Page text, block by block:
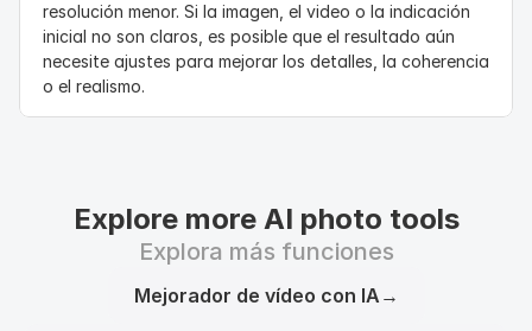
resolución menor. Si la imagen, el video o la indicación
inicial no son claros, es posible que el resultado aún
necesite ajustes para mejorar los detalles, la coherencia
o el realismo.
Explore more AI photo tools
Explora más funciones
Mejorador de vídeo con IA →